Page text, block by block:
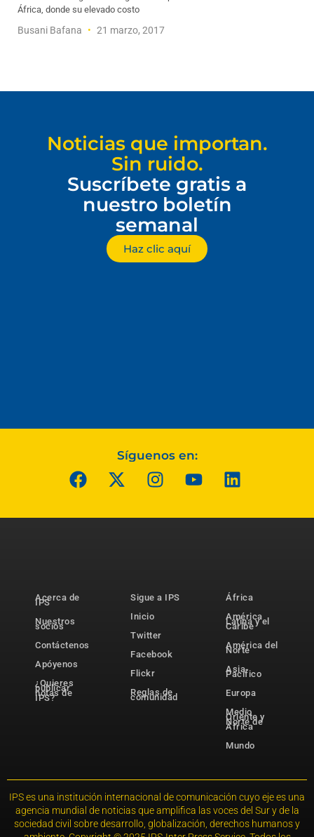
África, donde su elevado costo
Busani Bafana 21 marzo, 2017
Noticias que importan.
Sin ruido.
Suscríbete gratis a
nuestro boletín
semanal
Haz clic aquí
Síguenos en:
Acerca de
IPS
Nuestros
socios
Contáctenos
Apóyenos
¿Quieres
publicar
notas de
IPS?
Sigue a IPS
Inicio
Twitter
Facebook
Flickr
Reglas de
comunidad
África
América
Latina y el
Caribe
América del
Norte
Asia-
Pacífico
Europa
Medio
Oriente y
Norte de
África
Mundo
IPS es una institución internacional de comunicación cuyo eje es una
agencia mundial de noticias que amplifica las voces del Sur y de la
sociedad civil sobre desarrollo, globalización, derechos humanos y